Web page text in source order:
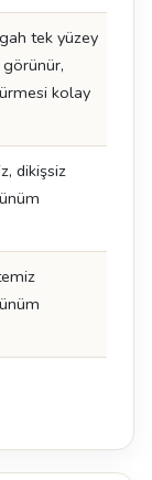
tek yüzey
kolay
dikişsiz